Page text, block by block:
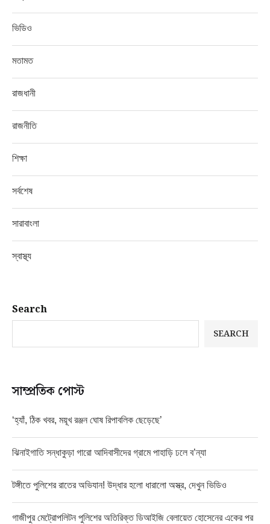
ভিডিও
মতামত
রাজধানী
রাজনীতি
শিক্ষা
সর্বশেষ
সারাবাংলা
স্বাস্থ্য
Search
SEARCH
সাম্প্রতিক পোস্ট
‘হ্যাঁ, ঠিক খবর, ময়ূখ রঞ্জন ঘোষ রিপাবলিক ছেড়েছে’
ঝিনাইগাতি সন্ধাকুড়া গারো আদিবাসীদের গ্রামে পাহাড়ি ঢলে ব’ন্যা
টঙ্গীতে পুলিশের রাতের অভিযান! উদ্ধার হলো ধারালো অস্ত্র, দেখুন ভিডিও
গাজীপুর মেট্রোপলিটন পুলিশের অতিরিক্ত ডিআইজি বেলায়েত হোসেনের একের পর